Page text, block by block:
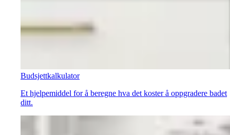
Budsjettkalkulator
Et hjelpemiddel for å beregne hva det koster å oppgradere badet
ditt.